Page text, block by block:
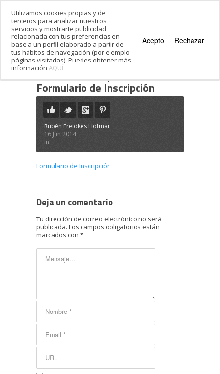
Estás en:
· Formulario de Inscripción
Formulario de Inscripción
Rubén Freidkes Hofman
16 Jun 2014
In:
Formulario de Inscripción
Deja un comentario
Tu dirección de correo electrónico no será
publicada. Los campos obligatorios están
marcados con *
Utilizamos cookies propias y de
terceros para analizar nuestros
servicios y mostrarte publicidad
relacionada con tus preferencias en
base a un perfil elaborado a partir de
tus hábitos de navegación (por ejemplo
páginas visitadas). Puedes obtener más
información AQUÍ
Acepto Rechazar